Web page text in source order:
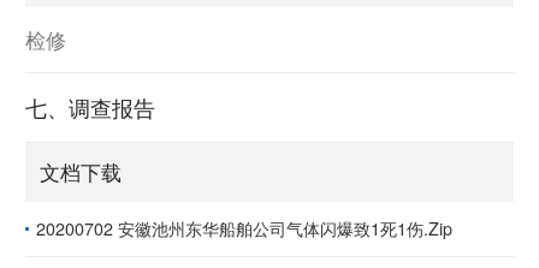
检修
七、调查报告
文档下载
20200702 安徽池州东华船舶公司气体闪爆致1死1伤.zip